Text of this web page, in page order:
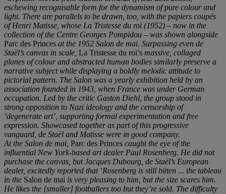
eschewing recognisable form for the dynamism of pure colour and
light. There are parallels to be drawn, too, with the papiers coupés
of Henri Matisse, whose La Tristesse du roi (1952) – now in the
collection of the Centre Georges Pompidou – was shown alongside
Parc des Princes at the 1952 Salon de mai. Surpassing even de
Staël’s canvas in scale, La Tristesse du roi’s massive, collaged
planes of colour and abstracted human bodies similarly preserve a
narrative subject while displaying a boldly melodic attitude to
pictorial pattern. The Salon was a yearly exhibition held by an
association founded in 1943, when France was under German
occupation. Led by the critic Gaston Diehl, the group stood in
strong opposition to Nazi ideology and the censorship of
‘degenerate art’ , supporting formal experimentation and free
expression. Showcased together as part of this progressive
vanguard, de Staël and Matisse were in good company.
At the Salon de mai, Parc des Princes caught the eye of the
influential New York-based art dealer Paul Rosenberg. He did not
purchase the canvas, but Jacques Dubourg, de Staël’s European
dealer, excitedly reported that ‘Rosenberg is still bitten ... the tableau
in the Salon de mai is very pleasing to him, but the size scares him.
He likes the [smaller] footballers too but they’re sold. The difficulty